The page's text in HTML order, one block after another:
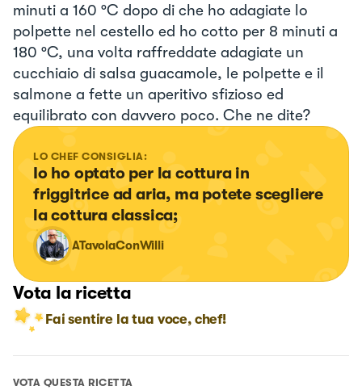
minuti a 160 °C dopo di che ho adagiate lo
polpette nel cestello ed ho cotto per 8 minuti a
180 °C, una volta raffreddate adagiate un
cucchiaio di salsa guacamole, le polpette e il
salmone a fette un aperitivo sfizioso ed
equilibrato con davvero poco. Che ne dite?
LO CHEF CONSIGLIA:
Io ho optato per la cottura in
friggitrice ad aria, ma potete scegliere
la cottura classica;
ATavolaConWilli
Vota la ricetta
Fai sentire la tua voce, chef!
VOTA QUESTA RICETTA